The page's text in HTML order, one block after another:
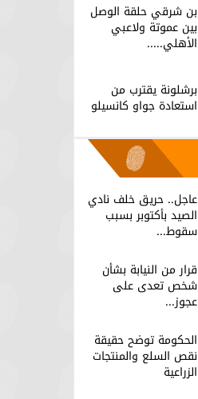
بن شرقي حلقة الوصل
بين عموتة ولاعبي
الأهلي.....
برشلونة يقترب من
استعادة جواو كانسيلو
عاجل.. حريق خلف نادي
الصيد بأكتوبر بسبب
سقوط...
قرار من النيابة بشأن
شخص تعدى على
عجوز...
الحكومة توضح حقيقة
نقص السلع والمنتجات
الزراعية